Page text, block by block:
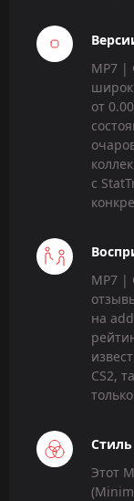
MP7 |
от
с
MP7 |
на
CS2,
Стиль
Этот